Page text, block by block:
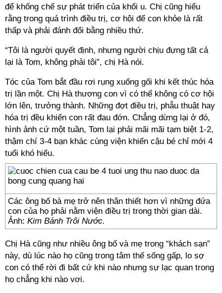
để khống chế sự phát triển của khối u. Chị cũng hiểu
rằng trong quá trình điều trị, cơ hội để con khỏe là rất
thấp và phải đánh đổi bằng nhiều thứ.
“Tôi là người quyết định, nhưng người chịu đựng tất cả
lại là Tom, không phải tôi”, chị Hà nói.
Tóc của Tom bắt đầu rơi rụng xuống gối khi kết thúc hóa
trị lần một. Chị Hà thương con vì có thể không có cơ hội
lớn lên, trưởng thành. Những đợt điều trị, phẫu thuật hay
hóa trị đều khiến con rất đau đớn. Chẳng dừng lại ở đó,
hình ảnh cứ một tuần, Tom lại phải mãi mãi tạm biệt 1-2,
thậm chí 3-4 bạn khác cùng viện khiến cậu bé chỉ mới 4
tuổi khó hiểu.
Các ông bố bà mẹ trở nên thân thiết hơn vì những đứa
con của họ phải nằm viện điều trị trong thời gian dài.
Ảnh: Kim Bánh Trôi Nước.
Chị Hà cũng như nhiều ông bố và mẹ trong “khách sạn”
này, dù lúc nào họ cũng trong tâm thế sống gấp, lo sợ
con có thể rời đi bất cứ khi nào nhưng sự lạc quan trong
họ chẳng khi nào vơi.